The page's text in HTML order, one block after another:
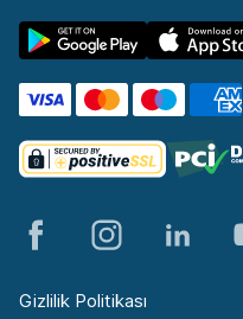
Gizlilik Politikası